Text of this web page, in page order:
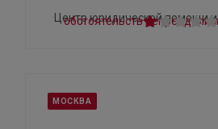
Центр юридической помощи
МОСКВА